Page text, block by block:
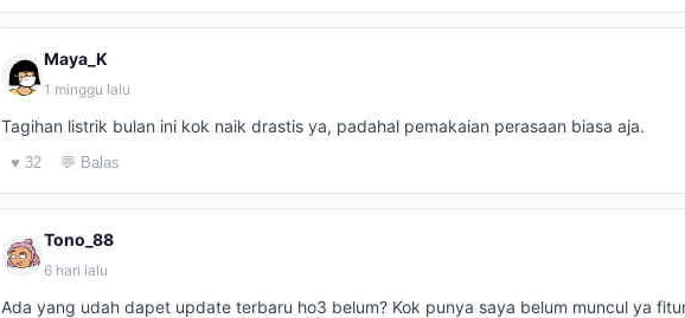
Maya_K
1 minggu lalu
Tagihan listrik bulan ini kok naik drastis ya, padahal pemakaian perasaan biasa aja.
♥ 32 💬 Balas
Tono_88
6 hari lalu
Ada yang udah dapet update terbaru ho3 belum? Kok punya saya belum muncul ya